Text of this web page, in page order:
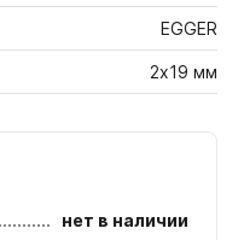
EGGER
2х19 мм
нет в наличии